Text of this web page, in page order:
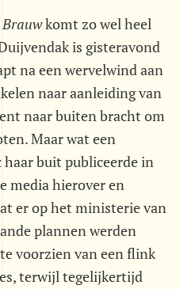
Brauwkomt zo wel heel
is gisteravond
na een wervelwind aan
naar aanleiding van
naar buiten bracht om
Maar wat een
haar buit publiceerde in
media hierover en
er op het ministerie van
plannen werden
voorzien van een flink
terwijl tegelijkertijd